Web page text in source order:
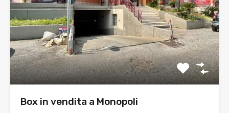
Box in vendita a Monopoli